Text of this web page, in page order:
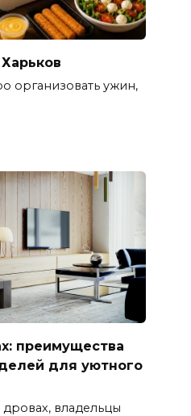
организовать ужин,
преимущества
для уютного
владельцы